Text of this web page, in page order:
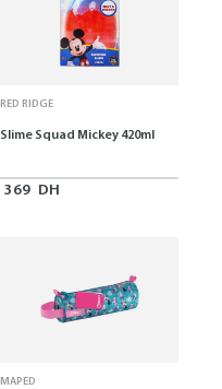
RED RIDGE
Slime Squad Mickey 420ml
369 DH
MAPED